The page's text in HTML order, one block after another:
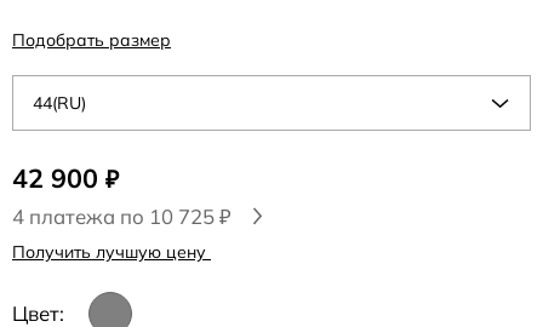
42 900 ₽
4 платежа по 10 725 ₽
Получить лучшую цену
Цвет:
44(RU)
Подобрать размер